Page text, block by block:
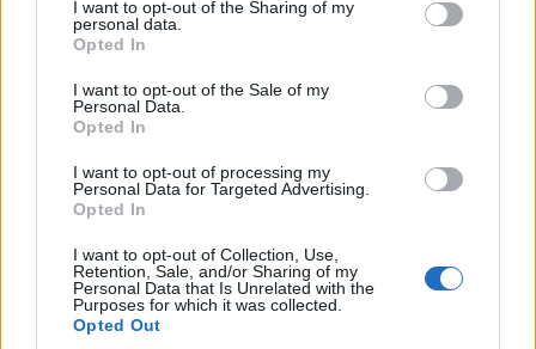
not limited to your visit or usage behaviour. You may click to
grant or deny consent to Google and its third-party tags to
use your data for below specified purposes in below Google
consent section.
I want to opt-out of the Sharing of my
personal data.
Opted In
I want to opt-out of the Sale of my
Personal Data.
Opted In
I want to opt-out of processing my
Personal Data for Targeted Advertising.
Opted In
I want to opt-out of Collection, Use,
Retention, Sale, and/or Sharing of my
Personal Data that Is Unrelated with the
Purposes for which it was collected.
Opted Out
zakrętach nadwozie lubi się nieco „wychylić” (warto
dodać, iż zawieszenie pracuje bardzo cicho – w
„bratnim” Crosslandzie X do kierowcy dobiega
znacznie więcej hałasu z okolic kół). Z jednej strony
tego typu ma charakteryzować się wybitnymi
właściwościami jezdnymi? Moim zdaniem nastawienie
na wysoki komfort, nawet kosztem dobrego
prowadzenia jest strzałem w dziesiątkę i idealnie
współgra z charakterem tego samochodu. Zresztą
układ kierowniczy również nie zachęca do jakiejkolwiek